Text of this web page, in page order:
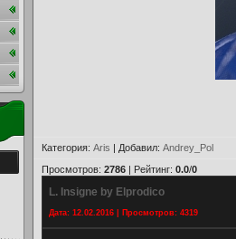
Категория: Aris | Добавил: Andrey_Pol
Просмотров: 2786 | Рейтинг: 0.0/0
L. Insigne by Elprodico
Дата: 12.02.2016 | Просмотров: 4319